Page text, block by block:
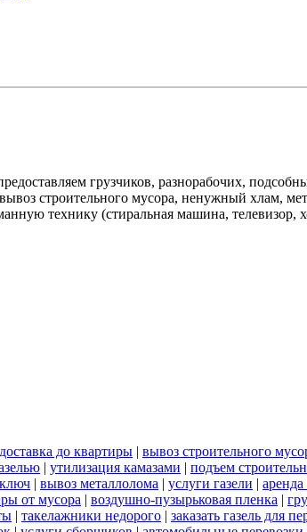
грузчиков, разнорабочих,
строительного мусора, ненужный хлам,
технику (стиральная машина, телевизор,
доставка до квартиры | вывоз строительного
| утилизация камазами | подъем
| вывоз металлолома | услуги газели | аренда
от мусора | воздушно-пузырьковая пленка |
| такелажники недорого | заказать газель для